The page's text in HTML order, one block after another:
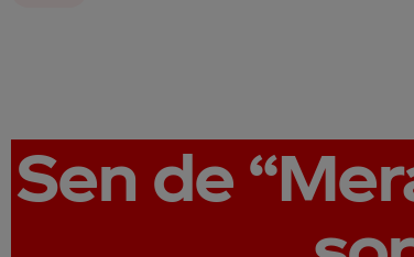
Sen de